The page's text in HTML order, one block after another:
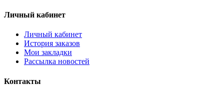
Личный кабинет
Личный кабинет
История заказов
Мои закладки
Рассылка новостей
Контакты